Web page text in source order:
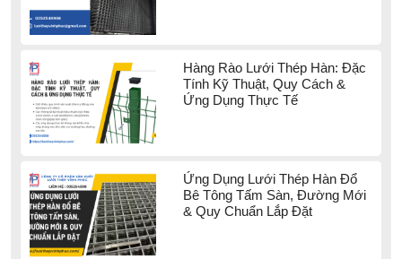
Hàng Rào Lưới Thép Hàn: Đặc
Tính Kỹ Thuật, Quy Cách &
Ứng Dụng Thực Tế
Ứng Dụng Lưới Thép Hàn Đổ
Bê Tông Tấm Sàn, Đường Mới
& Quy Chuẩn Lắp Đặt